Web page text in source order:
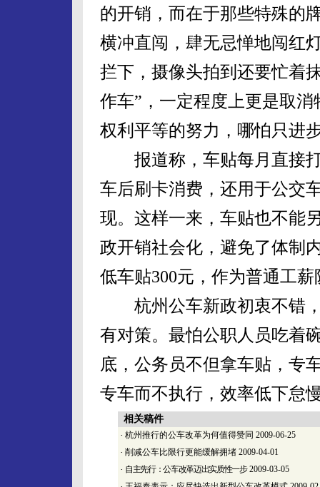
的开销，而在于那些特殊的
横冲直闯，肆无忌惮地闯红
拦下，摄像头拍到还要忙
作车”，一定程度上更是取
权利平等的努力，哪怕只进
报道称，车贴每月直接打
车后刷卡消费，还用于公交
现。这样一来，车贴也不能
政开销社会化，避免了体制
低车贴300元，作为普通工
杭州公车新政初衷不错，
有对策。最怕公职人员吃着
底，公务员不但拿车贴，专
专车而不执行，效率低下怠
相关稿件
· 杭州推行的公车改革为何值得赞同 2009-06-25
· 削减公车比限行更能缓解拥堵 2009-04-01
· 自主先行：公车改革迈出实质性一步2009-03-05